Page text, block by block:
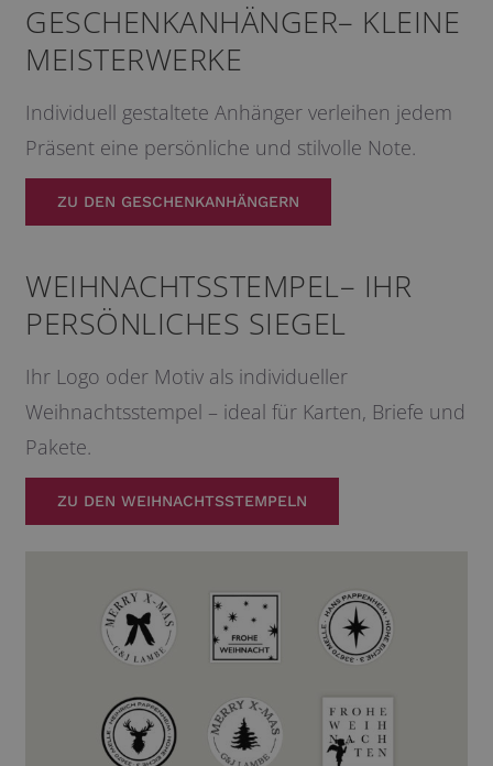
GESCHENKANHÄNGER– KLEINE
MEISTERWERKE
Individuell gestaltete Anhänger verleihen jedem
Präsent eine persönliche und stilvolle Note.
ZU DEN GESCHENKANHÄNGERN
WEIHNACHTSSTEMPEL– IHR
PERSÖNLICHES SIEGEL
Ihr Logo oder Motiv als individueller
Weihnachtsstempel – ideal für Karten, Briefe und
Pakete.
ZU DEN WEIHNACHTSSTEMPELN